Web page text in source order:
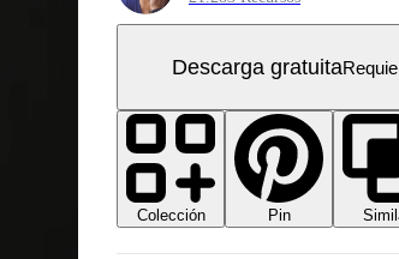
Descarga gratuita
Colección Pin